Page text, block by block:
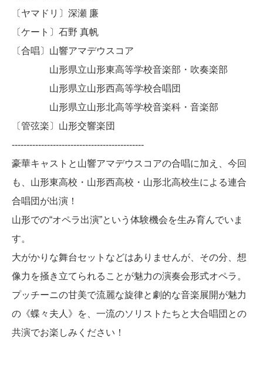
〔ヤマドリ〕深瀬 廉
〔ケート〕石野 真帆
〔合唱〕山響アマデウスコア
山形県立山形東高等学校音楽部・吹奏楽部
山形県立山形西高等学校合唱団
山形県立山形北高等学校音楽科・音楽部
〔管弦楽〕山形交響楽団
---------------------------------------------
豪華キャストと山響アマデウスコアの合唱に加え、今回
も、山形東高校・山形西高校・山形北高校生による連合
合唱団が出演！
山形での“オペラ出演”という体験機会を生み育んでいま
す。
大がかりな舞台セットなどはありませんが、その分、想
像力を掻き立てられることが魅力の演奏会形式オペラ。
プッチーニの甘美で流麗な旋律と劇的な音楽展開が魅力
の《蝶々夫人》を、一流のソリストたちと大合唱団との
共演でお楽しみください！